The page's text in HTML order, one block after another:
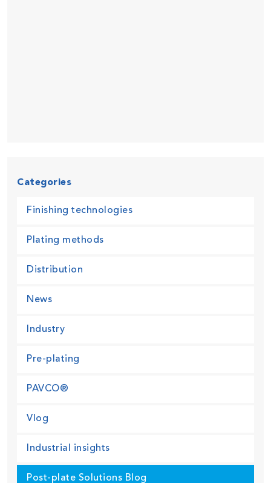
Categories
Finishing technologies
Plating methods
Distribution
News
Industry
Pre-plating
PAVCO®
Vlog
Industrial insights
Post-plate Solutions Blog